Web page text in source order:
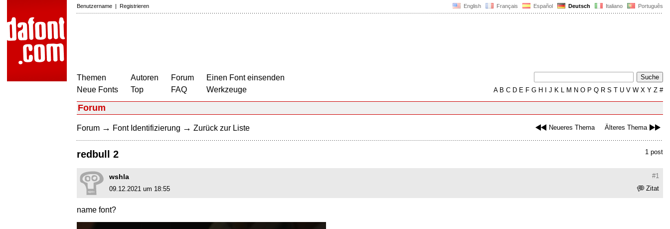
English Français Español Deutsch Italiano Português
Benutzername | Registrieren
Themen
Neue Fonts
Autoren
Top
Forum
FAQ
Einen Font einsenden
Werkzeuge
AB C D E F G H J K L M N O P Q R S T U V W X Y Z #
Forum
Neueres Thema Älteres Thema
Forum → Font Identifizierung → Zurück zur Liste
1 post
redbull 2
#1
wshla
Zitat
09.12.2021 um 18:55
name font?